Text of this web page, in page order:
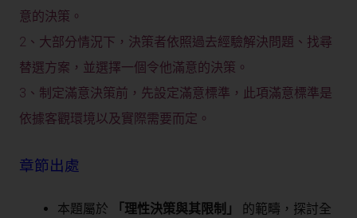
意的決策。
2、大部分情況下，決策者依照過去經驗解決問題、找尋
替選方案，並選擇一個令他滿意的決策。
3、制定滿意決策前，先設定滿意標準，此項滿意標準是
依據客觀環境以及實際需要而定。
章節出處
本題屬於 「理性決策與其限制」
的範疇，探討全